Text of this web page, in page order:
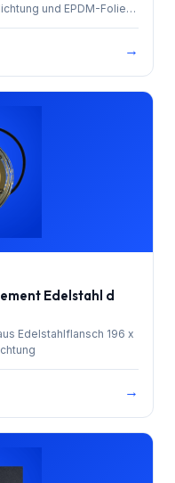
und EPDM-Folie
→
Edelstahl d
Edelstahlflansch 196 x
→